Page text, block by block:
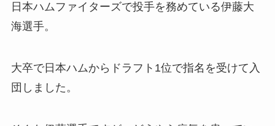
日本ハムファイターズで投手を務めている伊藤大
海選手。
大卒で日本ハムからドラフト1位で指名を受けて入
団しました。